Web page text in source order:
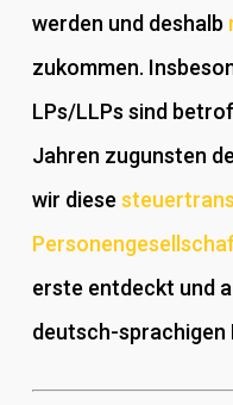
werden und deshalb
zukommen.
LPs/LLPs sind
Jahren zugunsten
wir diese
erste entdeckt und
deutsch-sprachigen